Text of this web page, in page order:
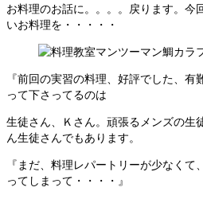
お料理のお話に。。。。戻ります。今
いお料理を・・・・・
『前回の実習の料理、好評でした、
って下さってるのは
生徒さん、Ｋさん。頑張るメンズの生
ん生徒さんでもあります。
『まだ、料理レパートリーが少なく
ってしまって・・・・』